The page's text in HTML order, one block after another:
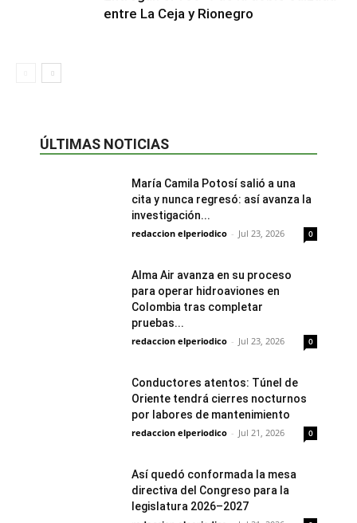
entre La Ceja y Rionegro
ÚLTIMAS NOTICIAS
María Camila Potosí salió a una
cita y nunca regresó: así avanza la
investigación...
redaccion elperiodico - Jul 23, 2026 0
Alma Air avanza en su proceso
para operar hidroaviones en
Colombia tras completar
pruebas...
redaccion elperiodico - Jul 23, 2026 0
Conductores atentos: Túnel de
Oriente tendrá cierres nocturnos
por labores de mantenimiento
redaccion elperiodico - Jul 21, 2026 0
Así quedó conformada la mesa
directiva del Congreso para la
legislatura 2026–2027